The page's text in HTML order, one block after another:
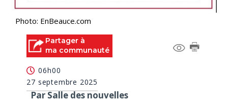
Photo: EnBeauce.com
Partager à
ma communauté
06h00
27 septembre 2025
Par Salle des nouvelles